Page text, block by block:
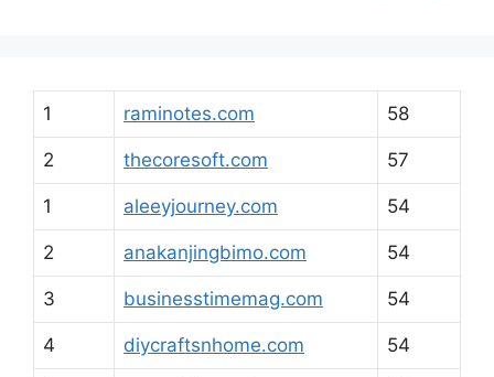
1 raminotes.com 58
2 thecoresoft.com 57
1 aleeyjourney.com 54
2 anakanjingbimo.com 54
3 businesstimemag.com 54
4 diycraftsnhome.com 54